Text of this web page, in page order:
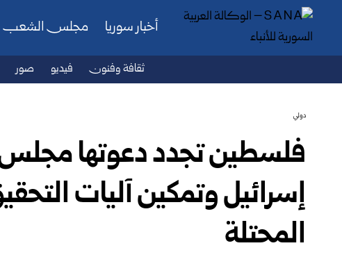
أخبار سوريا مجلس الشعب
ثقافة وفنون فيديو صور
دولي
فلسطين تجدد دعوتها مجلس
إسرائيل وتمكين آليات
المحتلة